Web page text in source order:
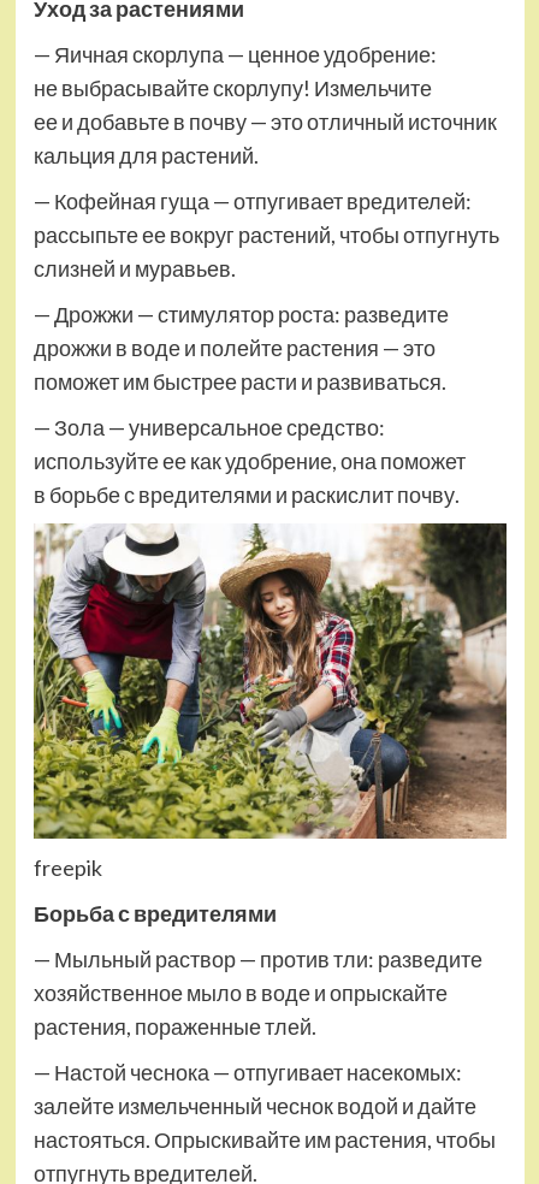
Уход за растениями
— Яичная скорлупа — ценное удобрение:
не выбрасывайте скорлупу! Измельчите
ее и добавьте в почву — это отличный источник
кальция для растений.
— Кофейная гуща — отпугивает вредителей:
рассыпьте ее вокруг растений, чтобы отпугнуть
слизней и муравьев.
— Дрожжи — стимулятор роста: разведите
дрожжи в воде и полейте растения — это
поможет им быстрее расти и развиваться.
— Зола — универсальное средство:
используйте ее как удобрение, она поможет
в борьбе с вредителями и раскислит почву.
freepik
Борьба с вредителями
— Мыльный раствор — против тли: разведите
хозяйственное мыло в воде и опрыскайте
растения, пораженные тлей.
— Настой чеснока — отпугивает насекомых:
залейте измельченный чеснок водой и дайте
настояться. Опрыскивайте им растения, чтобы
отпугнуть вредителей.